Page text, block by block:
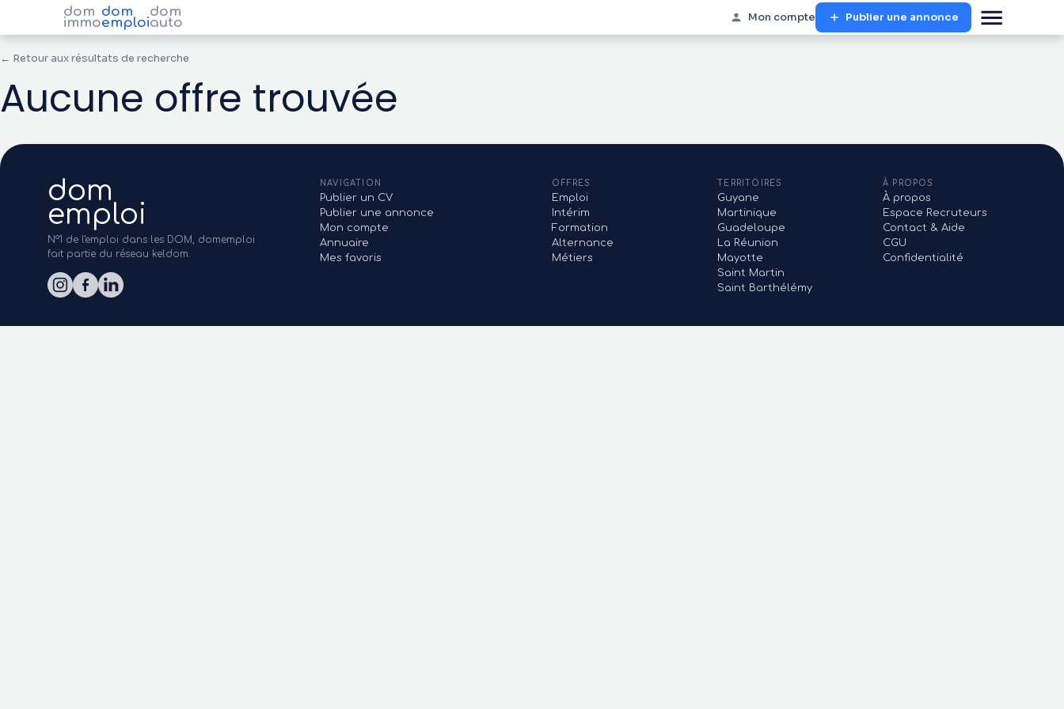
dom
immo
dom
emploi
dom
auto Mon compte Publier une annonce
← Retour aux résultats de recherche
Aucune offre trouvée
dom
emploi
N°1 de l'emploi dans les DOM, domemploi
fait partie du réseau keldom.
NAVIGATION
Publier un CV
Publier une annonce
Mon compte
Annuaire
Mes favoris
OFFRES
Emploi
Intérim
Formation
Alternance
Métiers
TERRITOIRES
Guyane
Martinique
Guadeloupe
La Réunion
Mayotte
Saint Martin
Saint Barthélémy
À PROPOS
À propos
Espace Recruteurs
Contact & Aide
CGU
Confidentialité